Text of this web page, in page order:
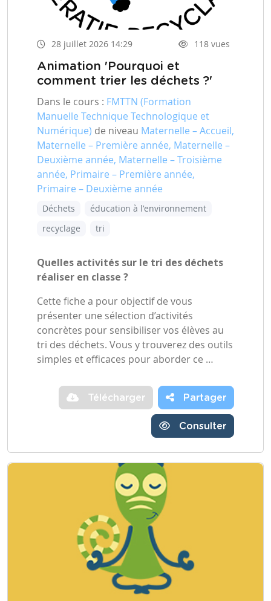
28 juillet 2026 14:29 118 vues
Animation 'Pourquoi et
comment trier les déchets ?'
Dans le cours : FMTTN (Formation
Manuelle Technique Technologique et
Numérique) de niveau Maternelle – Accueil,
Maternelle – Première année, Maternelle –
Deuxième année, Maternelle – Troisième
année, Primaire – Première année,
Primaire – Deuxième année
Déchets
éducation à l'environnement
recyclage
tri
Quelles activités sur le tri des déchets
réaliser en classe ?
Cette fiche a pour objectif de vous
présenter une sélection d’activités
concrètes pour sensibiliser vos élèves au
tri des déchets. Vous y trouverez des outils
simples et efficaces pour aborder ce …
Télécharger Partager
Consulter